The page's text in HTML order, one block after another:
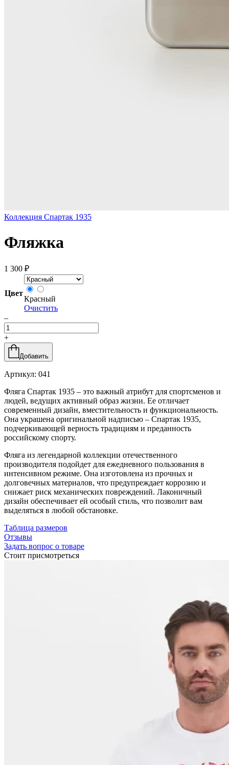
Коллекция Спартак 1935
Фляжка
1 300 ₽
Цвет
Красный
Очистить
–
+
Добавить
Артикул: 041
Фляга Спартак 1935 – это важный атрибут для спортсменов и
людей, ведущих активный образ жизни. Ее отличает
современный дизайн, вместительность и функциональность.
Она украшена оригинальной надписью – Спартак 1935,
подчеркивающей верность традициям и преданность
российскому спорту.
Фляга из легендарной коллекции отечественного
производителя подойдет для ежедневного пользования в
интенсивном режиме. Она изготовлена из прочных и
долговечных материалов, что предупреждает коррозию и
снижает риск механических повреждений. Лаконичный
дизайн обеспечивает ей особый стиль, что позволит вам
выделяться в любой обстановке.
Таблица размеров
Отзывы
Задать вопрос о товаре
Стоит присмотреться